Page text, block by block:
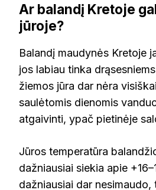
Ar balandį Kretoje
jūroje?
Balandį maudynės Kretoje
jos labiau tinka
žiemos jūra dar nėra
saulėtomis dienomis
atgaivinti, ypač pietinėje
Jūros temperatūra
dažniausiai siekia apie
dažniausiai dar nesimaudo,